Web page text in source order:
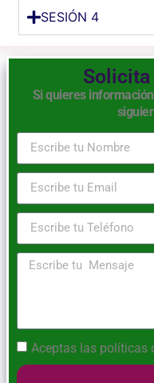
SESIÓN 4
Si quieres
Aceptas las políticas